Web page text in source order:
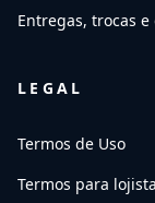
Entregas, trocas e
LEGAL
Termos de Uso
Termos para